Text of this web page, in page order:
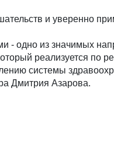
и уверенно
- одно из значимых
реализуется по
системы
Дмитрия Азарова.